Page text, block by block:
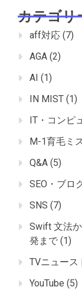
カテゴリ
aff対応 (7)
AGA (2)
AI (1)
IN MIST (1)
IT・コンピ
M-1育毛ミ
Q&A (5)
SEO・ブロ
SNS (7)
Swift 文法
発まで (1)
TVニュース
YouTube (5)